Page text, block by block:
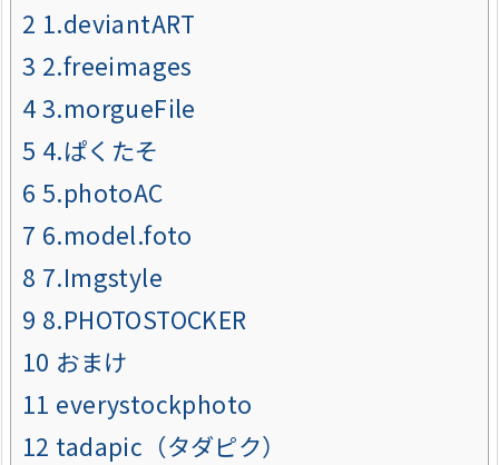
2 1.deviantART
3 2.freeimages
43.morgueFile
5 4.ぱくたそ
6 5.photoAC
7 6.model.foto
8 7.Imgstyle
9 8.PHOTOSTOCKER
10 おまけ
11 everystockphoto
12 tadapic（タダピク）